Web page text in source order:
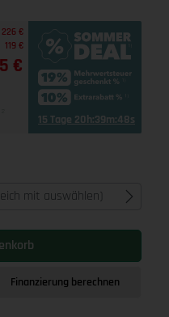
226 €
119 €
€
15 Tage 20h:39m:48s
mit auswählen)
Finanzierung berechnen